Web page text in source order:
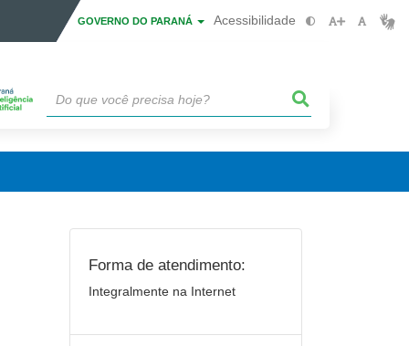
GOVERNO DO PARANÁ Acessibilidade
Forma de atendimento:
Integralmente na Internet